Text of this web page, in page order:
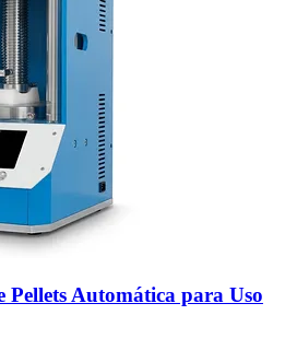
Pellets Automática para Uso